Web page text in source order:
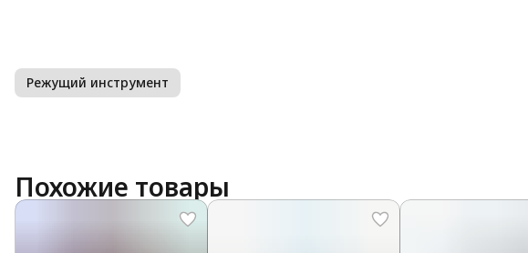
Режущий инструмент
Похожие товары